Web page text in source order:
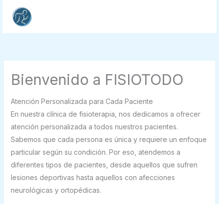
Bienvenido a FISIOTODO
Atención Personalizada para Cada Paciente
En nuestra clínica de fisioterapia, nos dedicamos a ofrecer
atención personalizada a todos nuestros pacientes.
Sabemos que cada persona es única y requiere un enfoque
particular según su condición. Por eso, atendemos a
diferentes tipos de pacientes, desde aquellos que sufren
lesiones deportivas hasta aquellos con afecciones
neurológicas y ortopédicas.